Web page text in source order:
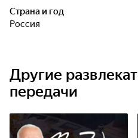
Страна и год
Россия
Другие
передачи